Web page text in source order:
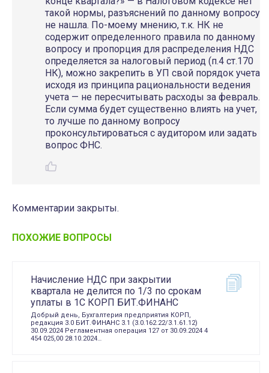
такой нормы, разъяснений по данному вопросу
не нашла. По-моему мнению, т.к. НК не
содержит определенного правила по данному
вопросу и пропорция для распределения НДС
определяется за налоговый период (п.4 ст.170
НК), можно закрепить в УП свой порядок учета
исходя из принципа рациональности ведения
учета — не пересчитывать расходы за февраль.
Если сумма будет существенно влиять на учет,
то лучше по данному вопросу
проконсультироваться с аудитором или задать
вопрос ФНС.
Комментарии закрыты.
ПОХОЖИЕ ВОПРОСЫ
Начисление НДС при закрытии
квартала не делится по 1/3 по срокам
уплаты в 1С КОРП БИТ.ФИНАНС
Добрый день, Бухгалтерия предприятия КОРП,
редакция 3.0 БИТ.ФИНАНС 3.1 (3.0.162.22/3.1.61.12)
30.09.2024 Регламентная операция 127 от 30.09.2024 4
454 025,00 28.10.2024…